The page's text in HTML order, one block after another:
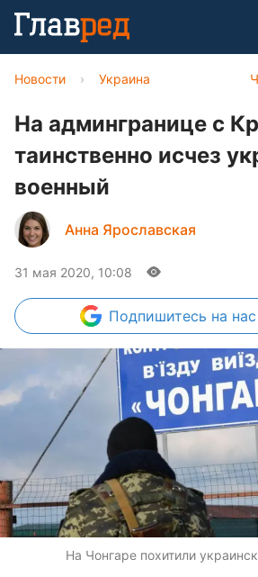
Новости › Украина
На админгранице с
таинственно исчез
военный
Анна Ярославская
31 мая 2020, 10:08
Подпишитесь на
На Чонгаре похитили